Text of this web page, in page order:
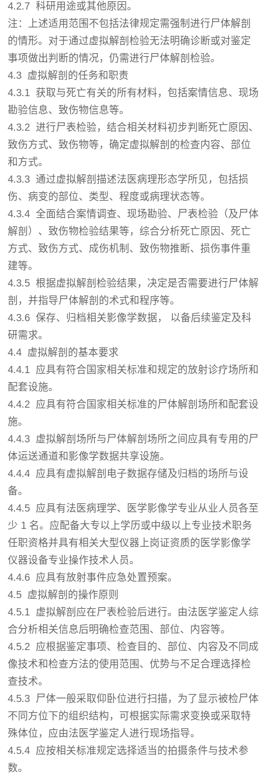
4.2.7 科研用途或其他原因。
注：上述适用范围不包括法律规定需强制进行尸体解剖
的情形。对于通过虚拟解剖检验无法明确诊断或对鉴定
事项做出判断的情况，仍需进行尸体解剖检验。
4.3 虚拟解剖的任务和职责
4.3.1 获取与死亡有关的所有材料，包括案情信息、现场
勘验信息、致伤物信息等。
4.3.2 进行尸表检验，结合相关材料初步判断死亡原因、
致伤方式、致伤物等，确定虚拟解剖的检查内容、部位
和方式。
4.3.3 通过虚拟解剖描述法医病理形态学所见，包括损
伤、病变的部位、类型、程度或病理状态等。
4.3.4 全面结合案情调查、现场勘验、尸表检验（及尸体
解剖）、致伤物检验结果等，综合分析死亡原因、死亡
方式、致伤方式、成伤机制、致伤物推断、损伤事件重
建等。
4.3.5 根据虚拟解剖检验结果，决定是否需要进行尸体解
剖，并指导尸体解剖的术式和程序等。
4.3.6 保存、归档相关影像学数据， 以备后续鉴定及科
研需求。
4.4 虚拟解剖的基本要求
4.4.1 应具有符合国家相关标准和规定的放射诊疗场所和
配套设施。
4.4.2 应具有符合国家相关标准的尸体解剖场所和配套设
施。
4.4.3 虚拟解剖场所与尸体解剖场所之间应具有专用的尸
体运送通道和影像学数据共享设施。
4.4.4 应具有虚拟解剖电子数据存储及归档的场所与设
备。
4.4.5 应具有法医病理学、
医学影像学专业从业人员各至
少 1 名。应配备大专以上学历或中级以上专业技术职务
任职资格并具有相关大型仪器上岗证资质的医学影像学
仪器设备专业操作技术人员。
4.4.6 应具有放射事件应急处置预案。
4.5 虚拟解剖的操作原则
4.5.1 虚拟解剖应在尸表检验后进行。由法医学鉴定人综
合分析相关信息后明确检查范围、部位、内容等。
4.5.2 应根据鉴定事项、检查目的、部位、内容及不同成
像技术和检查方法的使用范围、优势与不足合理选择检
查技术。
4.5.3 尸体一般采取仰卧位进行扫描，为了显示被检尸体
不同方位下的组织结构，可根据实际需求变换或采取特
殊体位，应由法医学鉴定人进行现场指导。
4.5.4 应按相关标准规定选择适当的拍摄条件与技术参
数。